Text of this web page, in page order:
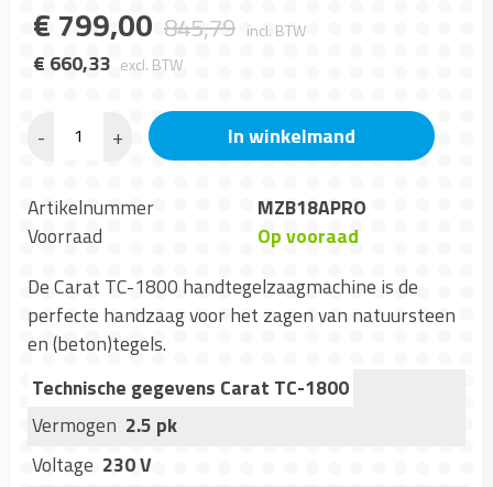
€ 799,00 845,79 incl. BTW
€ 660,33 excl. BTW
- + In winkelmand
Artikelnummer
MZB18APRO
Voorraad
Op vooraad
De Carat TC-1800 handtegelzaagmachine is de
perfecte handzaag voor het zagen van natuursteen
en (beton)tegels.
Technische gegevens Carat TC-1800
Vermogen 2.5 pk
Voltage 230 V